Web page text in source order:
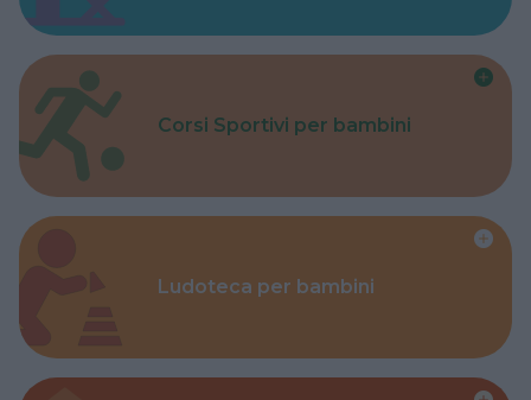
Corsi Sportivi per bambini
Ludoteca per bambini